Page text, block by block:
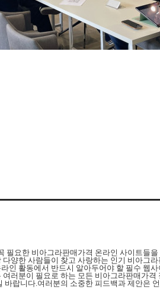
요한 비아그라판매가격 온라인 사이트들
양한 사람들이 찾고 사랑하는 인기 비아그
활동에서 반드시 알아두어야 할 필수 웹
러분이 필요로 하는 모든 비아그라판매가
랍니다.여러분의 소중한 피드백과 제안은